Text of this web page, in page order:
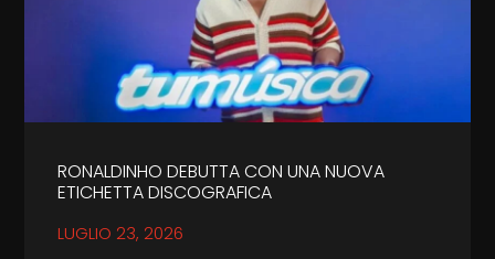
RONALDINHO DEBUTTA CON UNA NUOVA
ETICHETTA DISCOGRAFICA
LUGLIO 23, 2026